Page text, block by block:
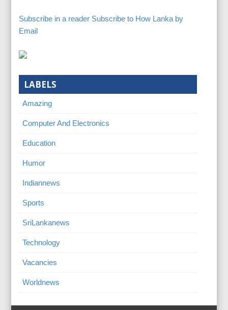
Subscribe in a reader Subscribe to How Lanka by
Email
LABELS
Amazing
Computer And Electronics
Education
Humor
Indiannews
Sports
SriLankanews
Technology
Vacancies
Worldnews